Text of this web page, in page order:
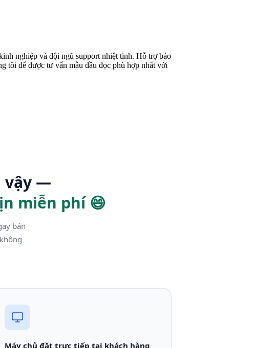
nghiệp và đội ngũ support nhiệt tình. Hỗ trợ bảo
tôi để được tư vấn mẫu đầu đọc phù hợp nhất với
vậy —
miễn phí 😄
bản
Máy chủ đặt trực tiếp tại khách hàng